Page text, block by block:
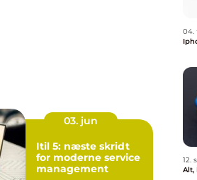
03. jun
Itil 5: næste skridt
for moderne service
management
04.
12.
Alt,